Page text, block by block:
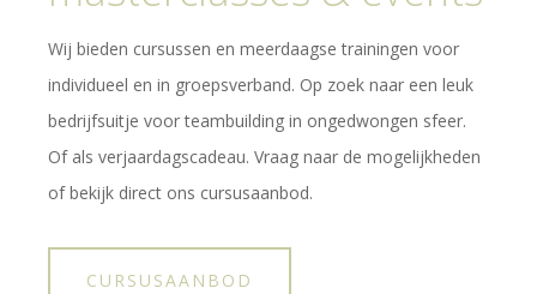
Wij bieden cursussen en meerdaagse trainingen voor
individueel en in groepsverband. Op zoek naar een leuk
bedrijfsuitje voor teambuilding in ongedwongen sfeer.
Of als verjaardagscadeau. Vraag naar de mogelijkheden
of bekijk direct ons cursusaanbod.
CURSUSAANBOD